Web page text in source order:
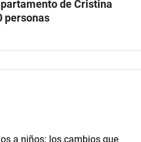
de Cristina
personas